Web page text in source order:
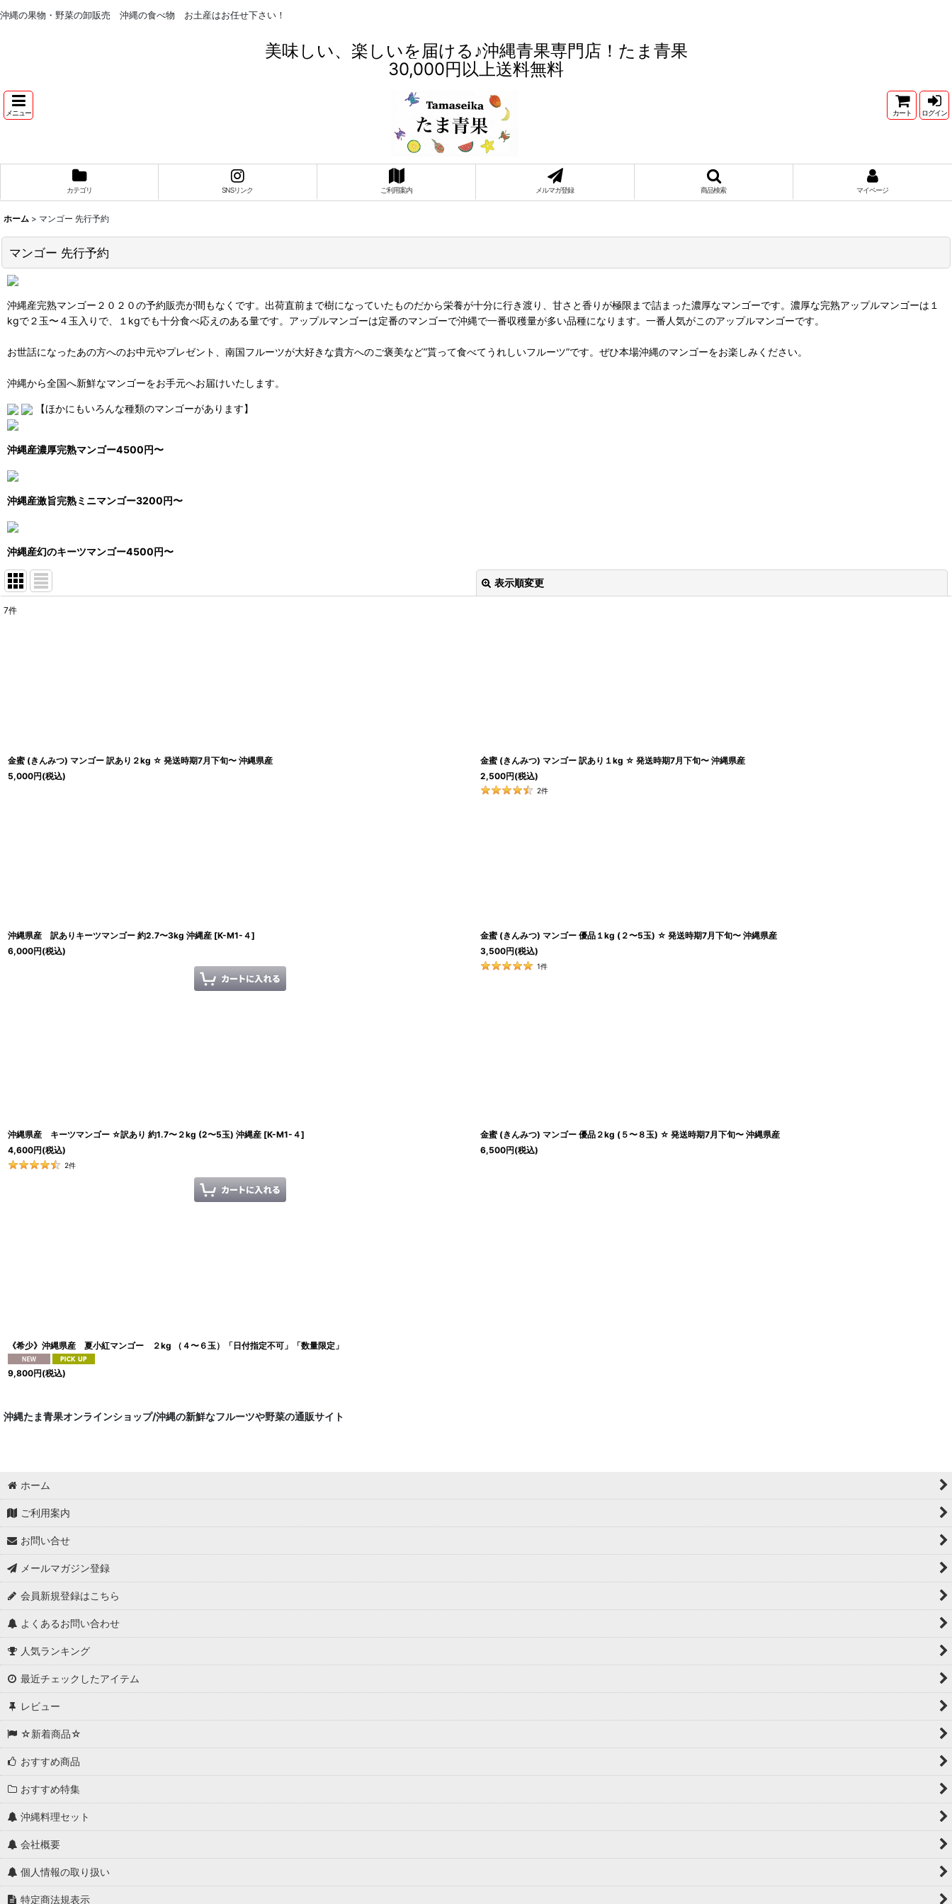
沖縄の果物・野菜の卸販売 沖縄の食べ物 お土産はお任せ下さい！
美味しい、楽しいを届ける♪沖縄青果専門店！たま青果
30,000円以上送料無料
メニュー カート ログイン
カテゴリ SNSリンク ご利用案内 メルマガ登録 商品検索 マイページ
ホーム > マンゴー 先行予約
マンゴー 先行予約
沖縄産完熟マンゴー２０２０の予約販売が間もなくです。出荷直前まで樹になっていたものだから栄養が十分に行き渡り、甘さと香りが極限まで詰まった濃厚なマンゴーです。濃厚な完熟アップルマンゴーは１
kgで２玉〜４玉入りで、１kgでも十分食べ応えのある量です。アップルマンゴーは定番のマンゴーで沖縄で一番収穫量が多い品種になります。一番人気がこのアップルマンゴーです。
お世話になったあの方へのお中元やプレゼント、南国フルーツが大好きな貴方へのご褒美など”貰って食べてうれしいフルーツ”です。ぜひ本場沖縄のマンゴーをお楽しみください。
沖縄から全国へ新鮮なマンゴーをお手元へお届けいたします。
【ほかにもいろんな種類のマンゴーがあります】
沖縄産濃厚完熟マンゴー4500円〜
沖縄産激旨完熟ミニマンゴー3200円〜
沖縄産幻のキーツマンゴー4500円〜
表示順変更
7件
金蜜 (きんみつ) マンゴー 訳あり２kg ☆ 発送時期7月下旬〜 沖縄県産
5,000円(税込)
金蜜 (きんみつ) マンゴー 訳あり１kg ☆ 発送時期7月下旬〜 沖縄県産
2,500円(税込)
2件
沖縄県産 訳ありキーツマンゴー 約2.7〜3kg 沖縄産 [K-M1-４]
6,000円(税込)
金蜜 (きんみつ) マンゴー 優品１kg (２〜5玉) ☆ 発送時期7月下旬〜 沖縄県産
3,500円(税込)
1件
沖縄県産 キーツマンゴー ☆訳あり 約1.7〜２kg (2〜5玉) 沖縄産 [K-M1-４]
4,600円(税込)
2件
金蜜 (きんみつ) マンゴー 優品２kg (５〜８玉) ☆ 発送時期7月下旬〜 沖縄県産
6,500円(税込)
《希少》沖縄県産 夏小紅マンゴー ２kg （４〜６玉）「日付指定不可」「数量限定」
9,800円(税込)
沖縄たま青果オンラインショップ/沖縄の新鮮なフルーツや野菜の通販サイト
ホーム
ご利用案内
お問い合せ
メールマガジン登録
会員新規登録はこちら
よくあるお問い合わせ
人気ランキング
最近チェックしたアイテム
レビュー
☆新着商品☆
おすすめ商品
おすすめ特集
沖縄料理セット
会社概要
個人情報の取り扱い
特定商法規表示